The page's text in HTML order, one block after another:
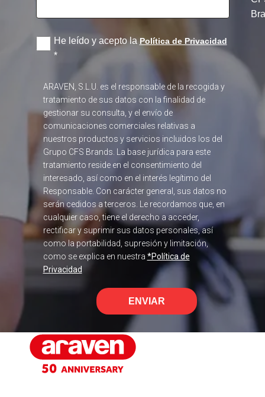
He leído y acepto laPolítica de Privacidad
*
ARAVEN, S.L.U. es el responsable de la recogida y
tratamiento de sus datos con la finalidad de
gestionar su consulta, y el envío de
comunicaciones comerciales relativas a
nuestros productos y servicios incluidos los del
Grupo CFS Brands. La base jurídica para este
tratamiento reside en el consentimiento del
interesado, así como en el interés legítimo del
Responsable. Con carácter general, sus datos no
serán cedidos a terceros. Le recordamos que, en
cualquier caso, tiene el derecho a acceder,
rectificar y suprimir sus datos personales, así
como la portabilidad, supresión y limitación,
como se explica en nuestra *Política de
Privacidad
ENVIAR